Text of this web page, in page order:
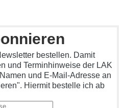
bestellen. Damit
und Terminhinweise der LAK
und E-Mail-Adresse an
Hiermit bestelle ich ab